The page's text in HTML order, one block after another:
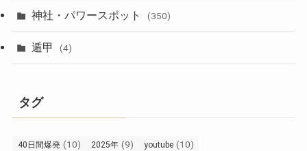
神社・パワースポット (350)
遁甲 (4)
タグ
40日間爆発 (10) 2025年 (9) youtube (10)